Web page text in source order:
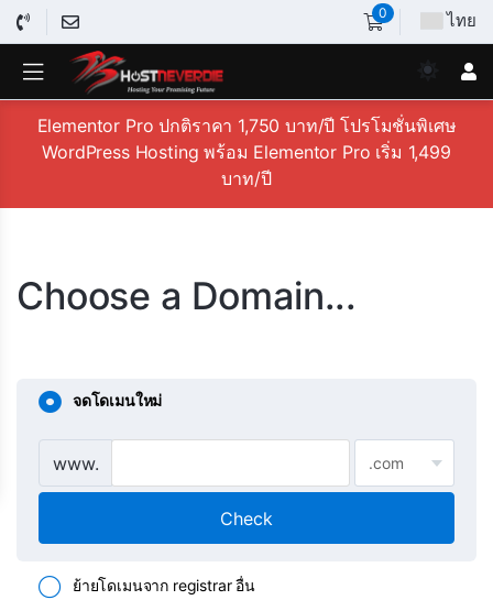
0 ไทย
Elementor Pro ปกติราคา 1,750 บาท/ปี โปรโมชั่นพิเศษ
WordPress Hosting พร้อม Elementor Pro เริ่ม 1,499
บาท/ปี
Choose a Domain...
จดโดเมนใหม่
www.
Check
ย้ายโดเมนจาก registrar อื่น